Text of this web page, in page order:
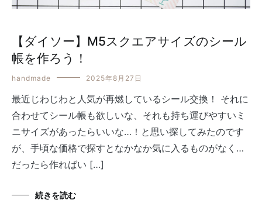
【ダイソー】M5スクエアサイズのシール
帳を作ろう！
handmade 2025年8月27日
最近じわじわと人気が再燃しているシール交換！ それに
合わせてシール帳も欲しいな、それも持ち運びやすいミ
ニサイズがあったらいいな…！と思い探してみたのです
が、手頃な価格で探すとなかなか気に入るものがなく…
だったら作ればい […]
続きを読む